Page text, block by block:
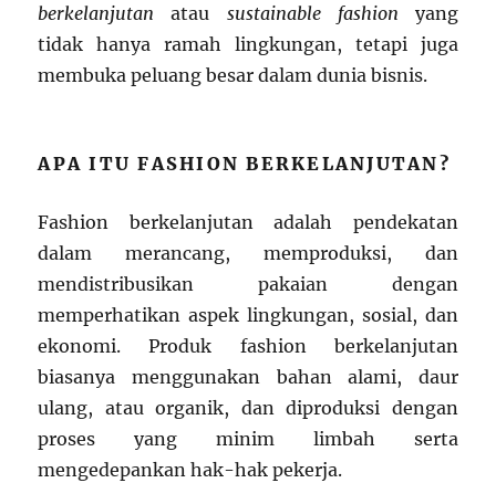
berkelanjutan atau sustainable fashion yang
tidak hanya ramah lingkungan, tetapi juga
membuka peluang besar dalam dunia bisnis.
APA ITU FASHION BERKELANJUTAN?
Fashion berkelanjutan adalah pendekatan
dalam merancang, memproduksi, dan
mendistribusikan pakaian dengan
memperhatikan aspek lingkungan, sosial, dan
ekonomi. Produk fashion berkelanjutan
biasanya menggunakan bahan alami, daur
ulang, atau organik, dan diproduksi dengan
proses yang minim limbah serta
mengedepankan hak-hak pekerja.